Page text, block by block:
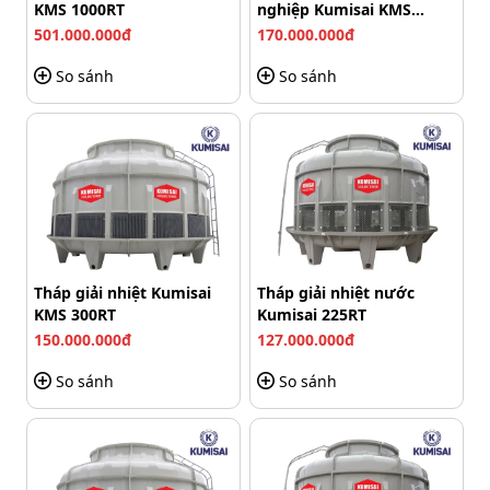
Linh hoạt cho việc lắp đặt và bảo trì
Ngoài ra, thiết kế như vậy cũng giúp người dùng dễ
dàng vệ sinh hay sửa chữa các bộ phận mỗi khi có sự cố
mà không làm ảnh hưởng đến tổng thể của tháp. Qua
đó tiết kiệm thời gian, công sức và chi phí
người sử dụng.
Thiết kế chắc chắn – bền bỉ
KMS 1000RT
501.000.000đ
So sánh
nghiệp Kumisai KMS
350RT
170.000.000đ
So sánh
Tháp giải nhiệt Kumisai
KMS 300RT
150.000.000đ
So sánh
Tháp giải nhiệt nước
Kumisai 225RT
127.000.000đ
So sánh